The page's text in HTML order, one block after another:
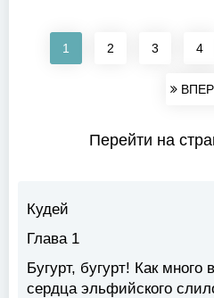
1 2 3 4
Перейти на
Кудей
Глава 1
Бугурт, бугурт! Как много
сердца эльфийского